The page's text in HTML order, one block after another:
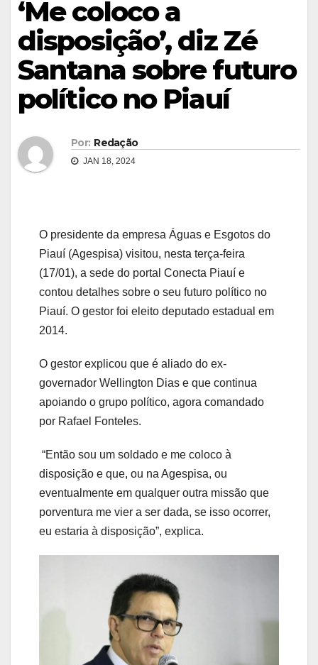
‘Me coloco a
disposição’, diz Zé
Santana sobre futuro
político no Piauí
Por: Redação
JAN 18, 2024
O presidente da empresa Águas e Esgotos do
Piauí (Agespisa) visitou, nesta terça-feira
(17/01), a sede do portal Conecta Piauí e
contou detalhes sobre o seu futuro político no
Piauí. O gestor foi eleito deputado estadual em
2014.
O gestor explicou que é aliado do ex-
governador Wellington Dias e que continua
apoiando o grupo político, agora comandado
por Rafael Fonteles.
“Então sou um soldado e me coloco à
disposição e que, ou na Agespisa, ou
eventualmente em qualquer outra missão que
porventura me vier a ser dada, se isso ocorrer,
eu estaria à disposição”, explica.